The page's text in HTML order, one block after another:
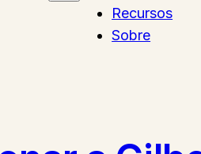
Recursos
Sobre